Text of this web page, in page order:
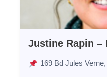
Justine Rapin –
169 Bd Jules